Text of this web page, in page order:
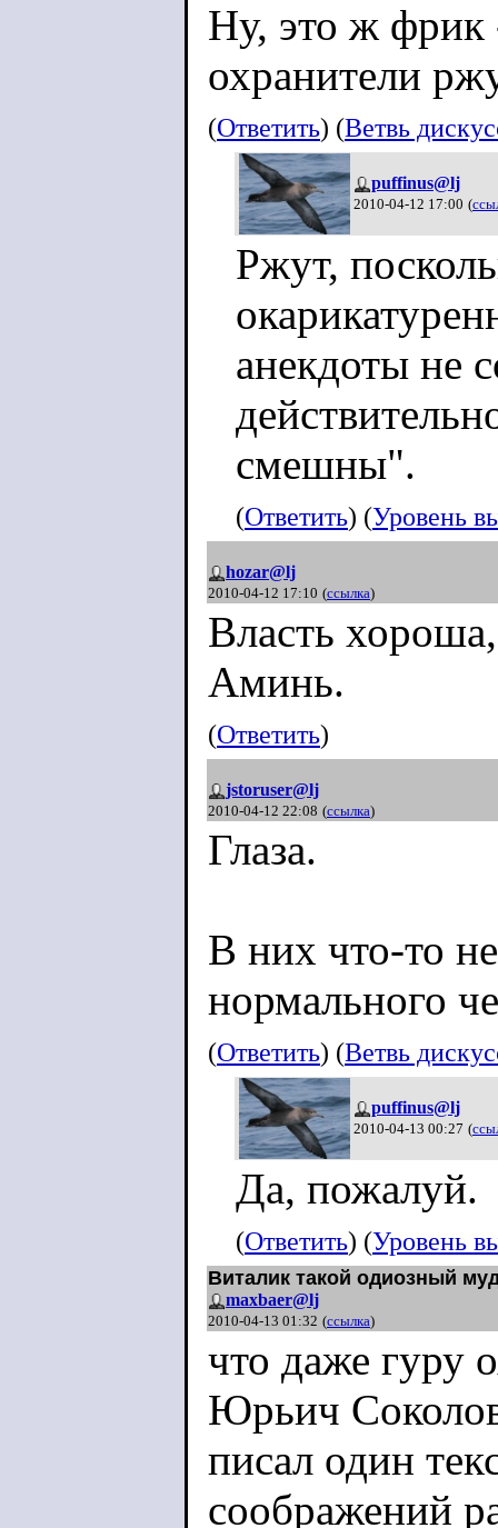
Ну, это ж
охранители
(Ответить) (Ветвь
puffinus@lj
2010-04-12 17:00 (
Ржут,
анекдоты не
смешны".
(Ответить) (Уровень
hozar@lj
2010-04-12 17:10 (ссылка)
Власть
Аминь.
(Ответить)
jstoruser@lj
2010-04-12 22:08 (ссылка)
Глаза.
В них что-то
нормального
(Ответить) (Ветвь
puffinus@lj
2010-04-13 00:27 (
Да, пожалуй.
(Ответить) (Уровень
Виталик такой одиозный
maxbaer@lj
2010-04-13 01:32 (ссылка)
что даже гуру
Юрьич
писал один
соображений